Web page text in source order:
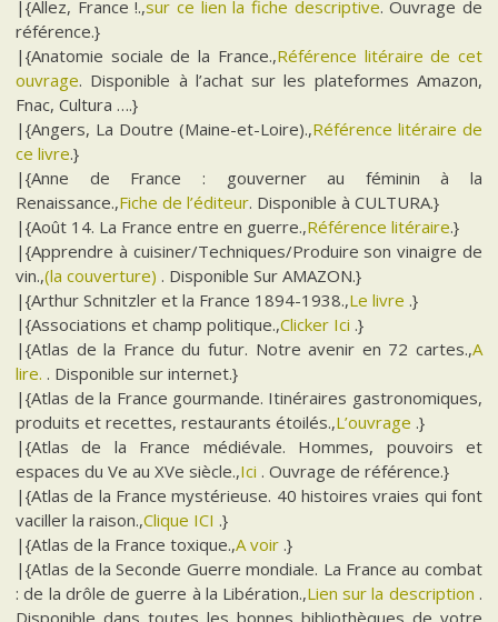
|{Allez, France !.,sur ce lien la fiche descriptive. Ouvrage de
référence.}
|{Anatomie sociale de la France.,Référence litéraire de cet
ouvrage. Disponible à l’achat sur les plateformes Amazon,
Fnac, Cultura ….}
|{Angers, La Doutre (Maine-et-Loire).,Référence litéraire de
ce livre.}
|{Anne de France : gouverner au féminin à la
Renaissance.,Fiche de l’éditeur. Disponible à CULTURA.}
|{Août 14. La France entre en guerre.,Référence litéraire.}
|{Apprendre à cuisiner/Techniques/Produire son vinaigre de
vin.,(la couverture) . Disponible Sur AMAZON.}
|{Arthur Schnitzler et la France 1894-1938.,Le livre .}
|{Associations et champ politique.,Clicker Ici .}
|{Atlas de la France du futur. Notre avenir en 72 cartes.,A
lire. . Disponible sur internet.}
|{Atlas de la France gourmande. Itinéraires gastronomiques,
produits et recettes, restaurants étoilés.,L’ouvrage .}
|{Atlas de la France médiévale. Hommes, pouvoirs et
espaces du Ve au XVe siècle.,Ici . Ouvrage de référence.}
|{Atlas de la France mystérieuse. 40 histoires vraies qui font
vaciller la raison.,Clique ICI .}
|{Atlas de la France toxique.,A voir .}
|{Atlas de la Seconde Guerre mondiale. La France au combat
: de la drôle de guerre à la Libération.,Lien sur la description .